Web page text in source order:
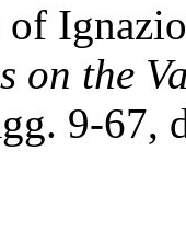
of
on the
9-